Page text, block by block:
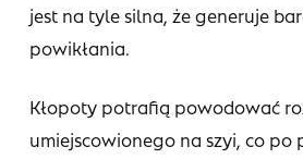
jest na tyle silna, że generuje
powikłania.
Kłopoty potrafią powodować
umiejscowionego na szyi, co po